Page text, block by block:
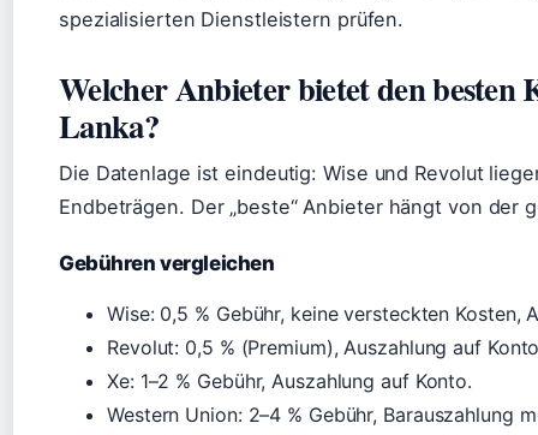
spezialisierten Dienstleistern prüfen.
Welcher Anbieter bietet den
Lanka?
Die Datenlage ist eindeutig: Wise und Revolut
Endbeträgen. Der „beste“ Anbieter hängt von der
Gebühren vergleichen
Wise: 0,5 % Gebühr, keine versteckten Kosten,
Revolut: 0,5 % (Premium), Auszahlung auf
Xe: 1–2 % Gebühr, Auszahlung auf Konto.
Western Union: 2–4 % Gebühr, Barauszahlung